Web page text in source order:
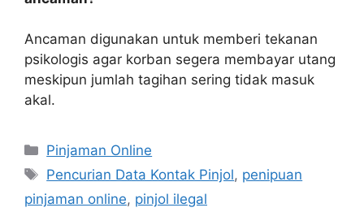
Ancaman digunakan untuk memberi tekanan
psikologis agar korban segera membayar utang
meskipun jumlah tagihan sering tidak masuk
akal.
Kategori
Pinjaman Online
Tag
Pencurian Data Kontak Pinjol, penipuan
pinjaman online, pinjol ilegal